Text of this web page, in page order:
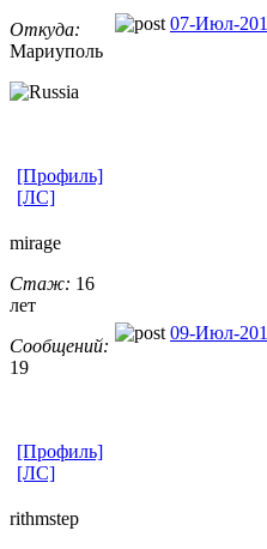
Откуда:
Мариуполь
07-Июл-
[Профиль]
[ЛС]
mirage
Стаж: 16
лет
Сообщений:
19
09-Июл-
[Профиль]
[ЛС]
rithmstep